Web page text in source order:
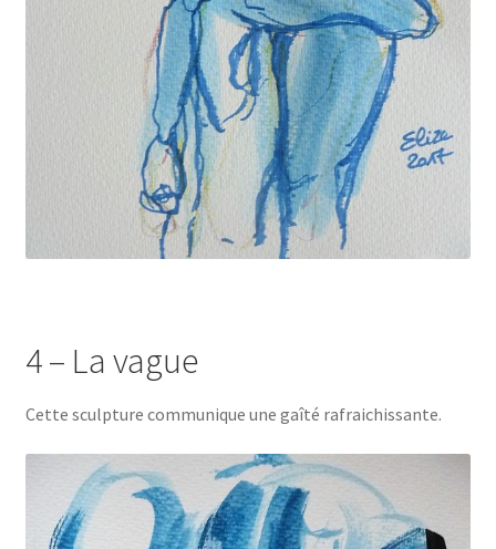
4 – La vague
Cette sculpture communique une gaîté rafraichissante.